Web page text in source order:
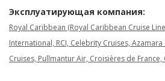
Эксплуатирующая компания:
Royal Caribbean (Royal Caribbean Cruise
International, RCI, Celebrity Cruises,
Cruises, Pullmantur Air, Croisières de France,